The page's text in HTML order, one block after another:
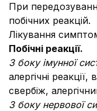
При
побічних реакцій.
Лікування
Побічні реакції.
З боку імунної
алергічні
свербіж,
З боку нервової